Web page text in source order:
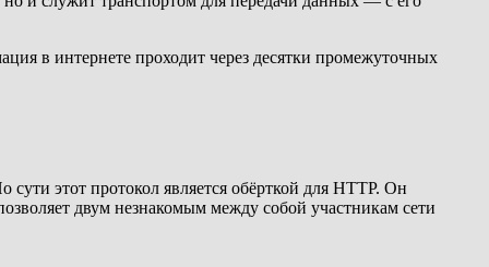
в интернете проходит через десятки промежуточных
этот протокол является обёрткой для HTTP. Он
двум незнакомым между собой участникам сети